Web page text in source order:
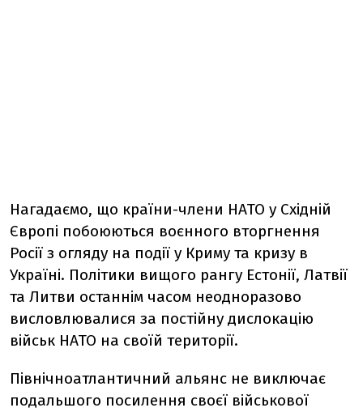
Нагадаємо, що країни-члени НАТО у Східній
Європі побоюються воєнного вторгнення
Росії з огляду на події у Криму та кризу в
Україні. Політики вищого рангу Естонії, Латвії
та Литви останнім часом неодноразово
висловлювалися за постійну дислокацію
військ НАТО на своїй території.
Північноатлантичний альянс не виключає
подальшого посилення своєї військової